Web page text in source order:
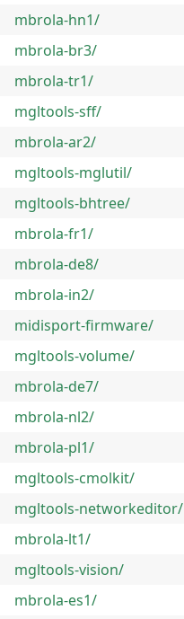
mbrola-hn1/
mbrola-br3/
mbrola-tr1/
mgltools-sff/
mbrola-ar2/
mgltools-mglutil/
mgltools-bhtree/
mbrola-fr1/
mbrola-de8/
mbrola-in2/
midisport-firmware/
mgltools-volume/
mbrola-de7/
mbrola-nl2/
mbrola-pl1/
mgltools-cmolkit/
mgltools-networkeditor/
mbrola-lt1/
mgltools-vision/
mbrola-es1/